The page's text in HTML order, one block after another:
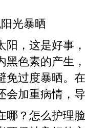
光暴晒
，这是好事，
黑色素的产生
免过度暴晒。
会加重病情，
？怎么护理脸